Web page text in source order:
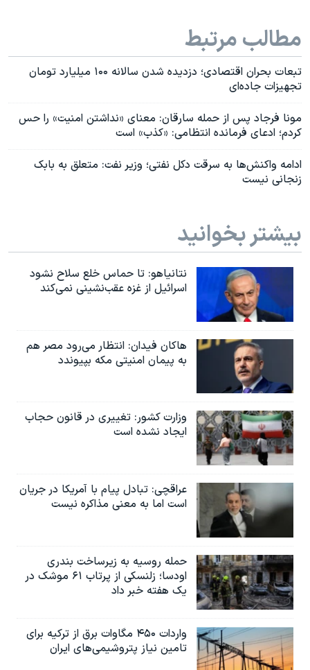
مطالب مرتبط
تبعات بحران اقتصادی؛ دزدیده شدن سالانه ۱۰۰ میلیارد تومان
تجهیزات جاده‌ای
مونا فرجاد پس از حمله سارقان: معنای «نداشتن امنیت» را حس
کردم؛ ادعای فرمانده انتظامی: «کذب» است
ادامه واکنش‌ها به سرقت دکل نفتی؛ وزیر نفت: متعلق به بابک
زنجانی نیست
بیشتر بخوانید
نتانیاهو: تا حماس خلع سلاح نشود
اسرائیل از غزه عقب‌نشینی نمی‌کند
هاکان فیدان: انتظار می‌رود مصر هم
به پیمان امنیتی مکه بپیوندد
وزارت کشور: تغییری در قانون حجاب
ایجاد نشده است
عراقچی: تبادل پیام با آمریکا در جریان
است اما به معنی مذاکره نیست
حمله روسیه به زیرساخت بندری
اودسا؛ زلنسکی از پرتاب ۶۱ موشک در
یک هفته خبر داد
واردات ۴۵۰ مگاوات برق از ترکیه برای
تامین نیاز پتروشیمی‌های ایران